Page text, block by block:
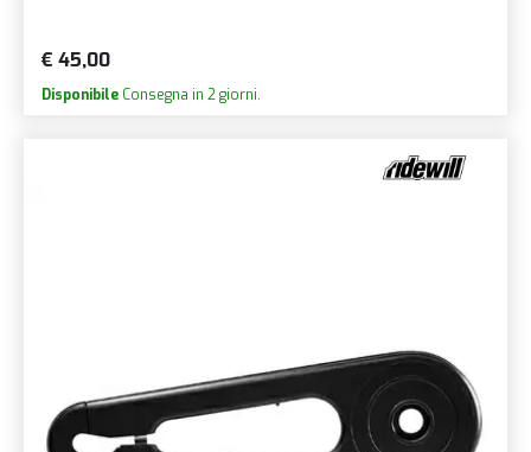
€ 45,00
Disponibile Consegna in 2 giorni.